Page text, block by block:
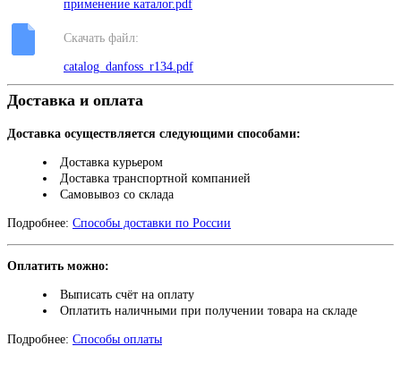
применение каталог.pdf
Скачать файл:
catalog_danfoss_r134.pdf
Доставка и оплата
Доставка осуществляется следующими способами:
Доставка курьером
Доставка транспортной компанией
Самовывоз со склада
Подробнее: Способы доставки по России
Оплатить можно:
Выписать счёт на оплату
Оплатить наличными при получении товара на складе
Подробнее: Способы оплаты